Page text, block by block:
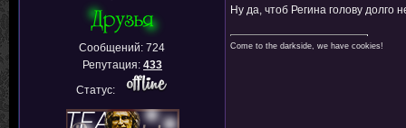
Сообщений:724
Репутация: 433
Статус:
Ну да, чтоб Регина голову долго
Come to the darkside, we have cookies!